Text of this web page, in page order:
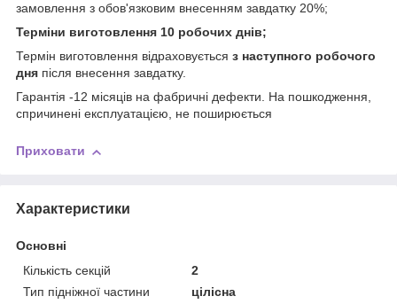
замовлення з обов'язковим внесенням завдатку 20%;
Терміни виготовлення 10 робочих днів;
Термін виготовлення відраховується з наступного робочого
дня після внесення завдатку.
Гарантія -12 місяців на фабричні дефекти. На пошкодження,
спричинені експлуатацією, не поширюється
Приховати
Характеристики
Основні
Кількість секцій
2
Тип підніжної частини
цілісна